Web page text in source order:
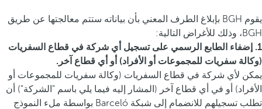
يقوم BGH بإبلاغ الطرف المعني بأن بياناته ستتم معالجتها عن طريق
BGH، وذلك للأغراض التالية:
1. إضفاء الطابع الرسمي على تسجيل أي شركة في قطاع السفريات
(وكالة سفريات للمجموعات أو الأفراد) أو أي قطاع آخر.
يمكن لأي شركة في قطاع السفريات (وكالة سفريات للمجموعات أو
الأفراد) أو في أي قطاع آخر (المشار إليه فيما يلي باسم "الشركة") أن
تطلب تسجيلهم للانضمام إلى شبكة Barceló بواسطة ملء النموذج